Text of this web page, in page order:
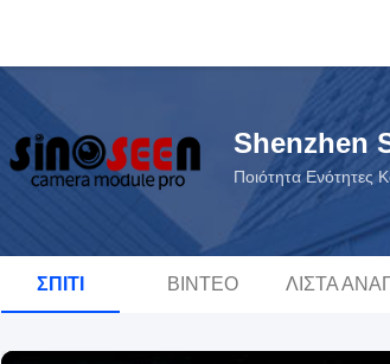
Shenzhen
Ποιότητα
ΣΠΊΤΙ ΒΊΝΤΕΟ ΛΊΣΤΑ